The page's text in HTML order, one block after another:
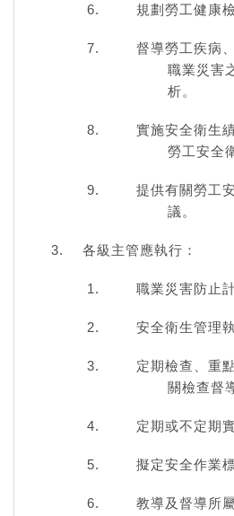
規劃勞工健康
督導勞工疾病
職業災害
析。
實施安全衛生
勞工安全
提供有關勞工
議。
各級主管應執行：
職業災害防止
安全衛生管理
定期檢查、重
關檢查督
定期或不定期
擬定安全作業標
教導及督導所